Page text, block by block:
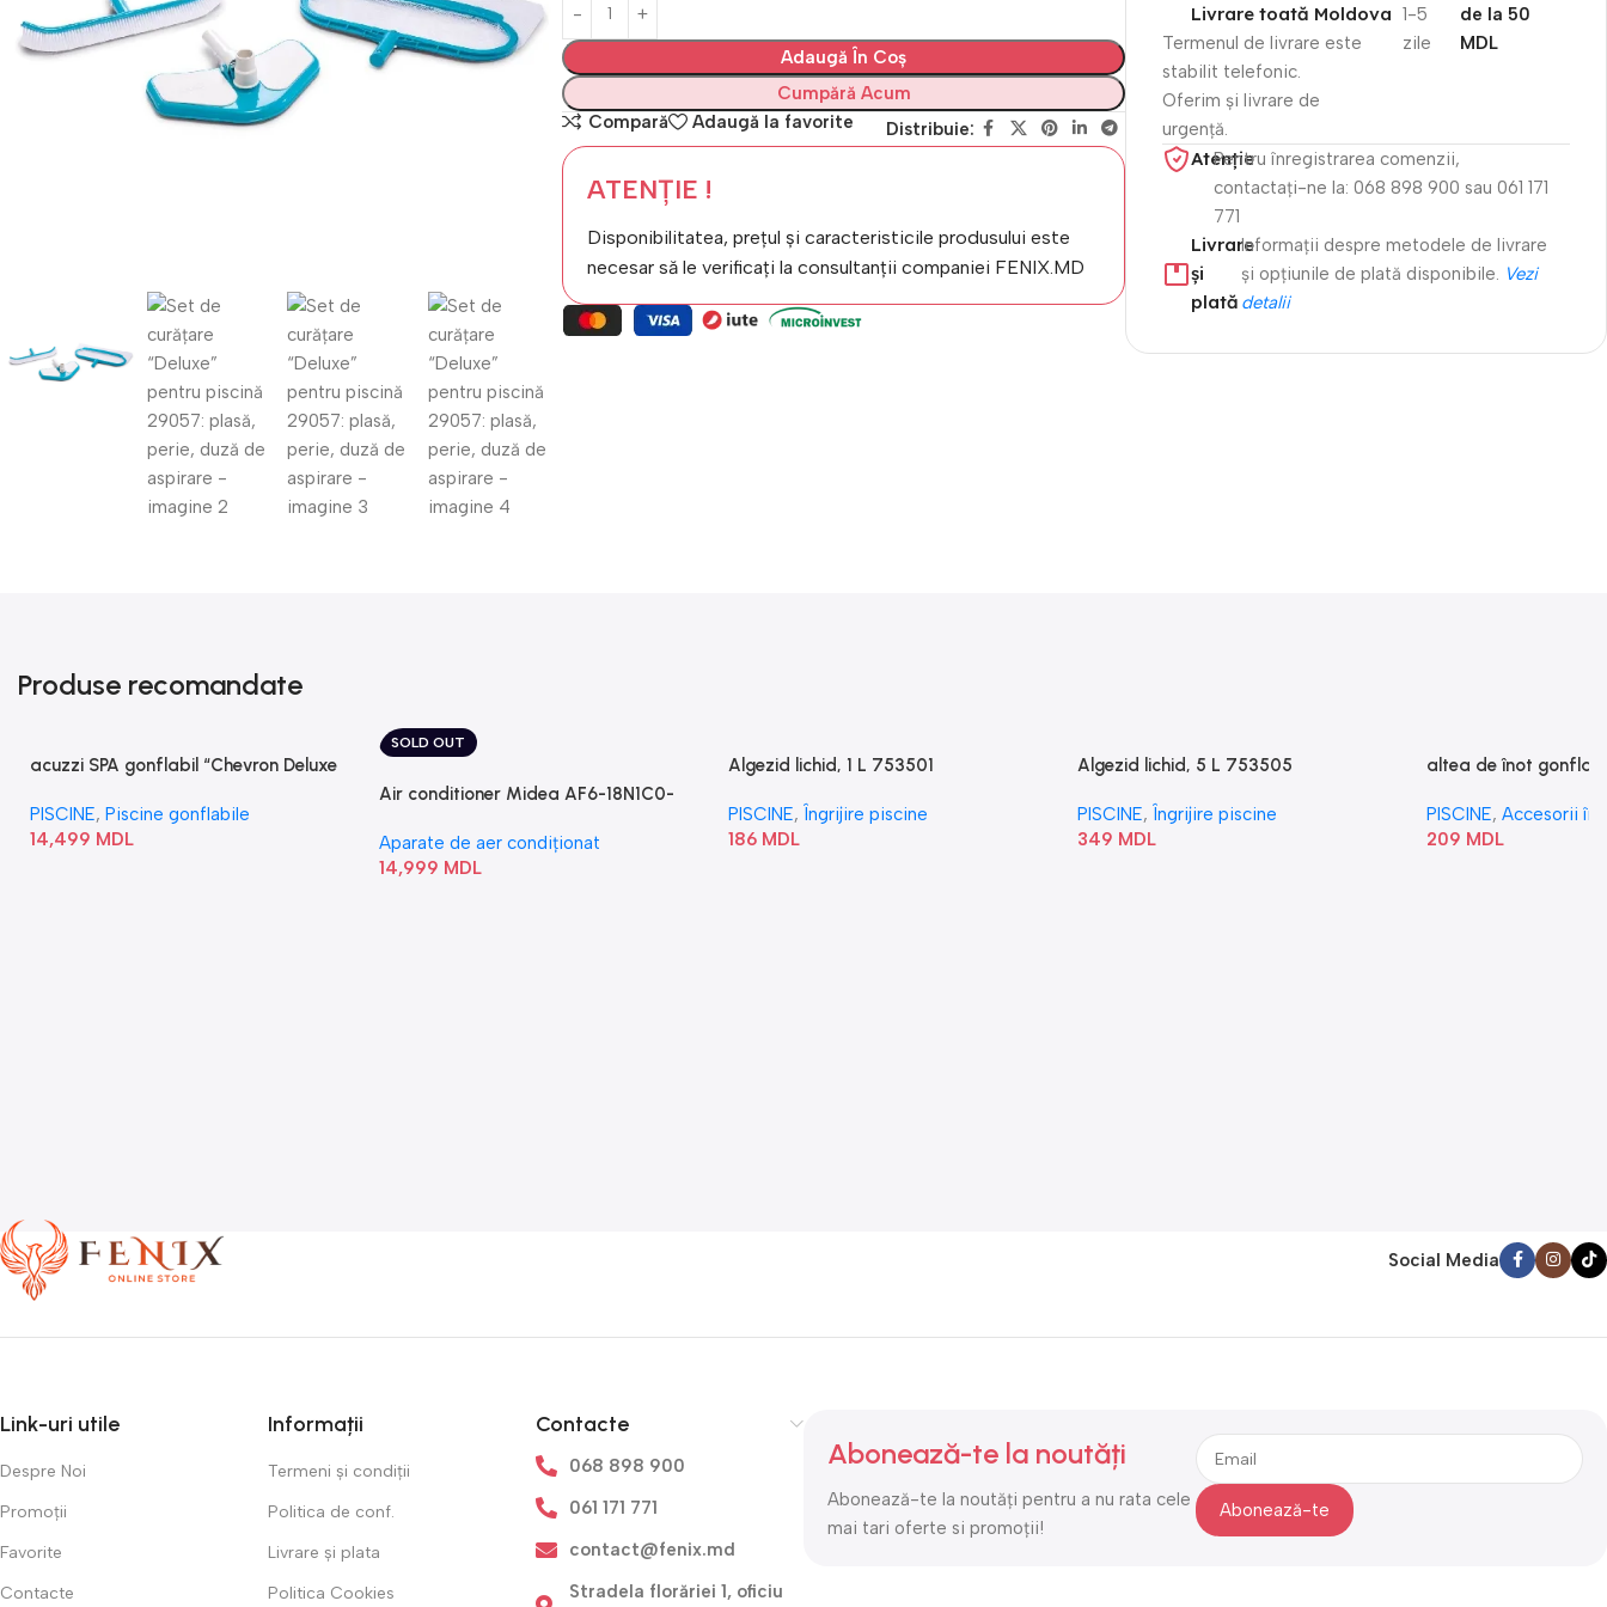
Adaugă În Coș
Cumpără Acum
Compară
Adaugă la favorite Distribuie:
ATENȚIE !
Disponibilitatea, prețul și caracteristicile produsului este
necesar să le verificați la consultanții companiei FENIX.MD
Livrare toată Moldova
Termenul de livrare este
stabilit telefonic.
Oferim și livrare de
urgență.
1-5
zile
de la 50
MDL
Atenție​
Pentru înregistrarea comenzii,
contactați-ne la: 068 898 900 sau 061 171
771
Livrare
și
plată
Informații despre metodele de livrare
și opțiunile de plată disponibile.
Vezi
detalii
Produse recomandate
acuzzi SPA gonflabil “Chevron Deluxe
PISCINE, Piscine gonflabile
14,499 MDL
SOLD OUT
Air conditioner Midea AF6-18N1C0-
Aparate de aer condiționat
14,999 MDL
Algezid lichid, 1 L 753501
PISCINE, Îngrijire piscine
186 MDL
Algezid lichid, 5 L 753505
PISCINE, Îngrijire piscine
349 MDL
altea de înot
PISCINE, Accesorii
209 MDL
Social Media
Link-uri utile
Despre Noi
Promoții
Favorite
Contacte
Informații
Termeni și condiții
Politica de conf.
Livrare și plata
Politica Cookies
Contacte
068 898 900
061 171 771
contact@fenix.md
Stradela florăriei 1, oficiu
Abonează-te la noutăți
Abonează-te la noutăți pentru a nu rata cele
mai tari oferte si promoții!